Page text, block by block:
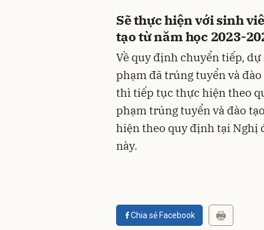
Sẽ thực hiện với sinh
tạo từ năm học 2023-
Về quy định chuyển tiếp,
phạm đã trúng tuyển và
thì tiếp tục thực hiện theo
phạm trúng tuyển và đào
hiện theo quy định tại Nghị
này.
Chia sẻ Facebook